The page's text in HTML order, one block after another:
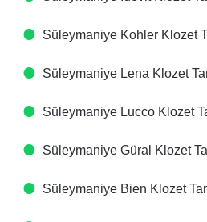
Süleymaniye Kohler Klozet
Süleymaniye Lena Klozet
Süleymaniye Lucco Klozet
Süleymaniye Güral Klozet
Süleymaniye Bien Klozet